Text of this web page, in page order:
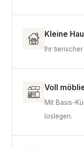
Kleine
Ihr
Voll
Mit Basis-
loslegen.